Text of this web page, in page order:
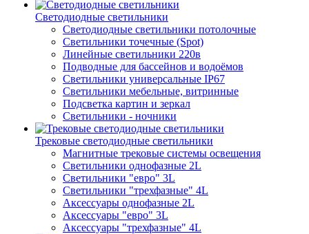
Светодиодные светильники
Светодиодные светильники потолочные
Светильники точечные (Spot)
Линейные светильники 220в
Подводные для бассейнов и водоёмов
Светильники универсальные IP67
Светильники мебельные, витринные
Подсветка картин и зеркал
Светильники - ночники
Трековые светодиодные светильники
Магнитные трековые системы освещения
Светильники однофазные 2L
Светильники "евро" 3L
Светильники "трехфазные" 4L
Аксессуары однофазные 2L
Аксессуары "евро" 3L
Аксессуары "трехфазные" 4L